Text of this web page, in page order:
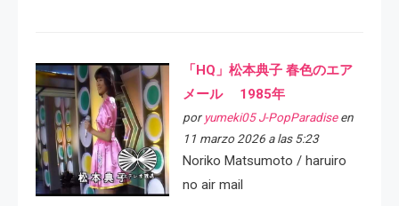
「HQ」松本典子 春色のエア
メール 1985年
por yumeki05 J-PopParadiseen
11 marzo 2026 a las 5:23
Noriko Matsumoto / haruiro
no air mail